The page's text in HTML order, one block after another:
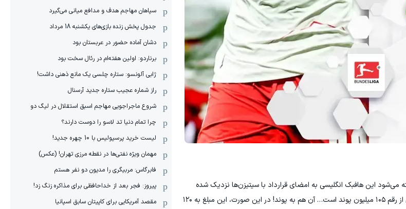
می‌شود این هافبک انگلیسی به امضای قرارداد با سیتیزن‌ها نزدیک شده
است، آن هم در انتقالی که باز هم سرسام‌آور خواهد بود. گمانه‌زنی‌ها حاکی از رقم ۱۰۵ میلیون پوند است… آن هم به پوند! در این صورت، این مبلغ به ۱۲۰
سپاهان مهاجم هدف و مدافع میانی می‌گیرد
جدول پخش زنده بازی‌های یکشنبه 18 مرداد
دشان آماده حضور در عربستان بود
برناردو: اولین هفته‌ام در رئال سخت بود
ژابی آلونسو: ستاره چلسی یک مانع ذهنی داشت!
راز شماره عجیب ستاره جدید آرسنال
شروع ماجراجویی مهاجم اسبق استقلال در لیگ دو
چرا تمام دنیا تد لاسو را دوست دارند؟
لیست خرید پرسپولیس با 10 چهره جدید!
مهمان‌ ویژه نفتی‌ها در نقطه مرزی تهران! (عکس)
فابرگاس: مربیگری را مدیون دو نفر هستم
پیروز: فجر بعد از خداحافظی برای مذاکره زنگ زد!
مقصد آمریکایی برای کاپیتان سابق اسپانیا